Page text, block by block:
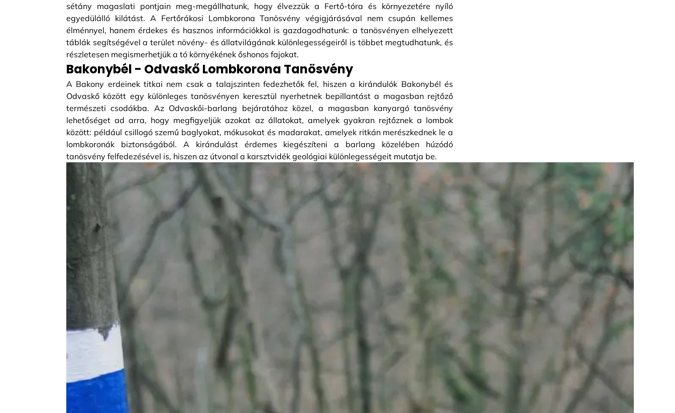
sétány magaslati pontjain meg-megállhatunk, hogy élvezzük a Fertő-tóra és környezetére nyíló
egyedülálló kilátást. A Fertőrákosi Lombkorona Tanösvény végigjárásával nem csupán kellemes
élménnyel, hanem érdekes és hasznos információkkal is gazdagodhatunk: a tanösvényen elhelyezett
táblák segítségével a terület növény- és állatvilágának különlegességeiről is többet megtudhatunk, és
részletesen megismerhetjük a tó környékének őshonos fajokat.
Bakonybél - Odvaskő Lombkorona Tanösvény
A Bakony erdeinek titkai nem csak a talajszinten fedezhetők fel, hiszen a kirándulók Bakonybél és
Odvaskő között egy különleges tanösvényen keresztül nyerhetnek bepillantást a magasban rejtőző
természeti csodákba. Az Odvaskői-barlang bejáratához közel, a magasban kanyargó tanösvény
lehetőséget ad arra, hogy megfigyeljük azokat az állatokat, amelyek gyakran rejtőznek a lombok
között: például csillogó szemű baglyokat, mókusokat és madarakat, amelyek ritkán merészkednek le a
lombkoronák biztonságából. A kirándulást érdemes kiegészíteni a barlang közelében húzódó
tanösvény felfedezésével is, hiszen az útvonal a karsztvidék geológiai különlegességeit mutatja be.